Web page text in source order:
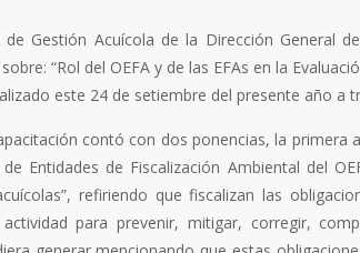
de Gestión Acuícola de la Dirección General
“Rol del OEFA y de las EFAs en la
este 24 de setiembre del presente año
contó con dos ponencias, la primera
de Entidades de Fiscalización Ambiental del
refiriendo que fiscalizan las
para prevenir, mitigar, corregir,